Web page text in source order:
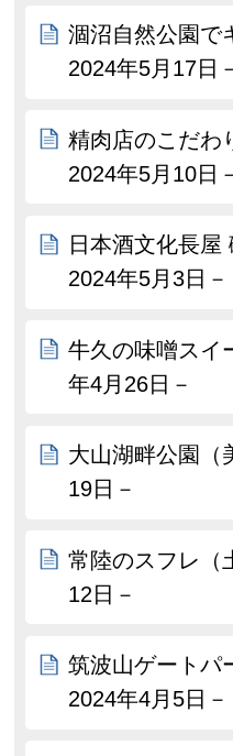
涸沼自然公園で
2024年5月17日
精肉店のこだわ
2024年5月10日
日本酒文化長屋
2024年5月3日－
牛久の味噌スイ
年4月26日－
大山湖畔公園（
19日－
常陸のスフレ（
12日－
筑波山ゲートパ
2024年4月5日－